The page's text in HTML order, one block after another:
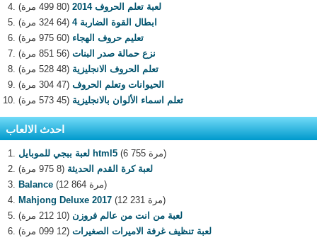
لعبة تعلم الحروف 2014
(80 499 مرة)
ابطال القوة الضاربة 4
(64 324 مرة)
تعليم حروف الهجاء (60 975 مرة)
نزع حمالة صدر البنات (56 851 مرة)
تعلم الحروف الانجليزية (48 528 مرة)
الحيوانات وتعلم الحروف (47 304 مرة)
تعلم اسماء الألوان بالانجليزية (45 573 مرة)
احدث الالعاب
لعبة ببجي للموبايل html5
(6 755 مرة)
لعبة كرة القدم الحديثة (8 975 مرة)
Balance
(12 864 مرة)
Mahjong Deluxe 2017
(12 231 مرة)
لعبة من انت من عالم فروزن (10 212 مرة)
لعبة تنظيف غرفة الاميرات الصغيرات (12 099 مرة)